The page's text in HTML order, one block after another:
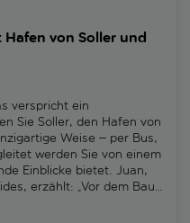
von Soller und
verspricht ein
Sie Soller, den Hafen von
Weise – per Bus,
werden Sie von einem
Einblicke bietet. Juan,
erzählt: „Vor dem Bau
kaum mit dem Rest der